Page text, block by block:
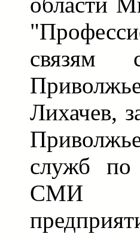
связям
Лихачев,
служб по
СМИ